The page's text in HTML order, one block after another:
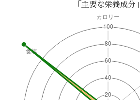
「主要な栄養成分」